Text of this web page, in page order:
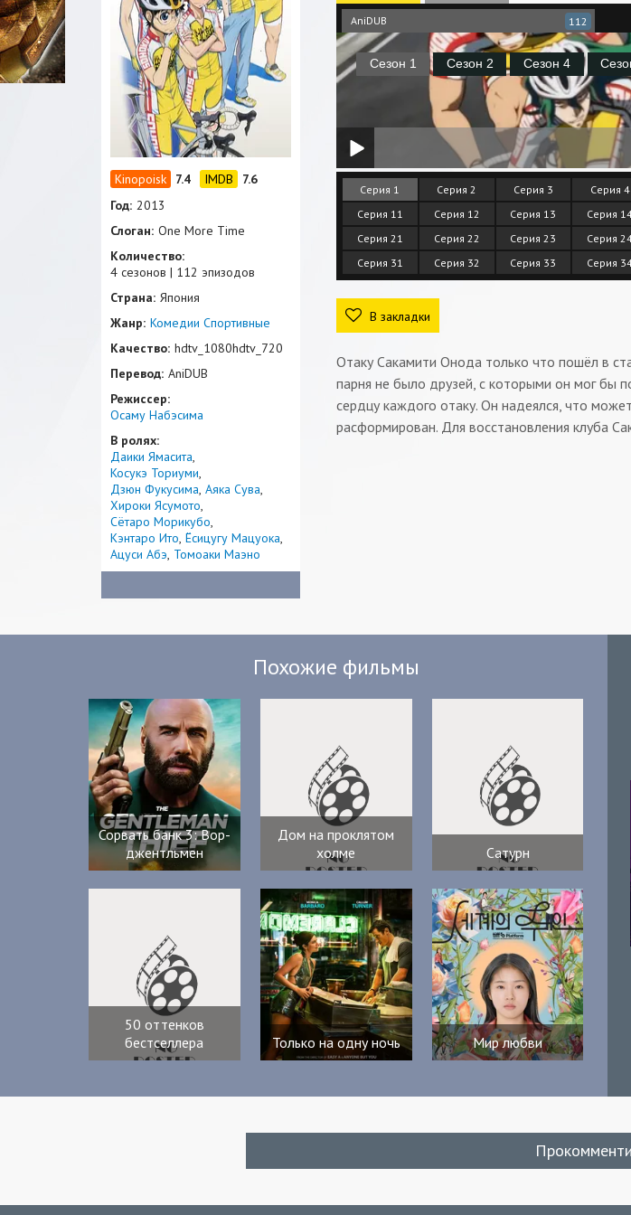
AniDUB 112
Серия 1 Серия 2 Серия 3 Серия 4
Серия 11
Серия 12 Серия 13 Серия
Серия 21
Серия 22 Серия 23 Серия
Серия 31
Серия 32 Серия 33 Серия
В закладки
Отаку Сакамити Онода только что пошёл в
парня не было друзей, с которыми он мог бы
сердцу каждого отаку. Он надеялся, что
расформирован. Для восстановления клуба
7.4
7.6
Год: 2013
Слоган: One More Time
Количество:
4 сезонов | 112 эпизодов
Страна: Япония
Жанр: Комедии Спортивные
Качество: hdtv_1080hdtv_720
Перевод: AniDUB
Режиссер:
Осаму Набэсима
В ролях:
Даики Ямасита
Косукэ Ториуми
Дзюн Фукусима Аяка Сува
Хироки Ясумото
Сётаро Морикубо
Кэнтаро Ито Ёсицугу Мацуока
Ацуси Абэ Томоаки Маэно
Похожие фильмы
Сорвать банк 3: Вор-
джентльмен
Дом на проклятом
холме
Сатурн
50 оттенков
бестселлера
Только на одну ночь Мир любви